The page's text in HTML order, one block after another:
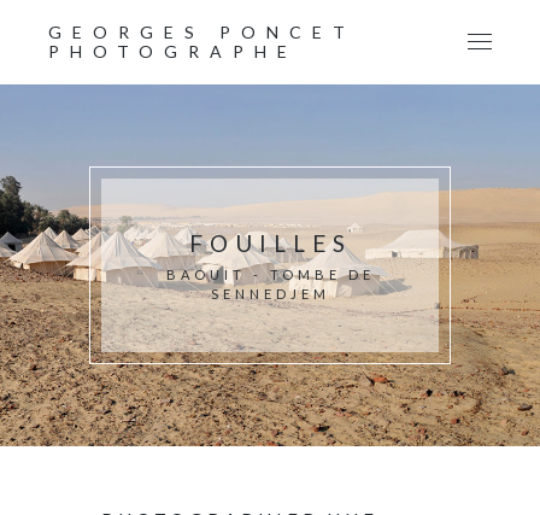
GEORGES PONCET
PHOTOGRAPHE
FOUILLES
BAOUIT - TOMBE DE
SENNEDJEM